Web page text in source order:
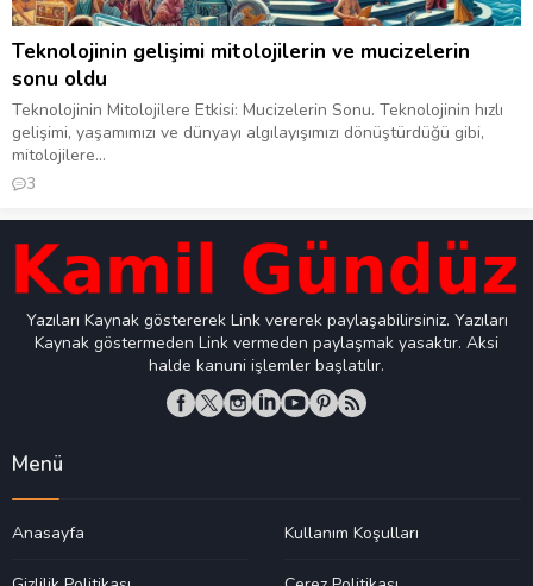
Teknolojinin gelişimi mitolojilerin ve mucizelerin
sonu oldu
Teknolojinin Mitolojilere Etkisi: Mucizelerin Sonu. Teknolojinin hızlı
gelişimi, yaşamımızı ve dünyayı algılayışımızı dönüştürdüğü gibi,
mitolojilere...
3
Yazıları Kaynak göstererek Link vererek paylaşabilirsiniz. Yazıları
Kaynak göstermeden Link vermeden paylaşmak yasaktır. Aksi
halde kanuni işlemler başlatılır.
Menü
Anasayfa Kullanım Koşulları